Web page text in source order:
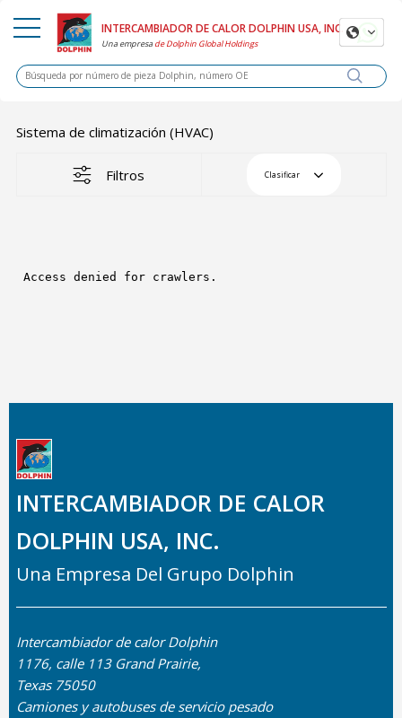
INTERCAMBIADOR DE CALOR DOLPHIN USA, INC.
Una empresade Dolphin Global Holdings
Sistema de climatización (HVAC)
Filtros Clasificar
INTERCAMBIADOR DE CALOR
DOLPHIN USA, INC.
Una Empresa Del Grupo Dolphin
Intercambiador de calor Dolphin
1176, calle 113 Grand Prairie,
Texas 75050
Camiones y autobuses de servicio pesado